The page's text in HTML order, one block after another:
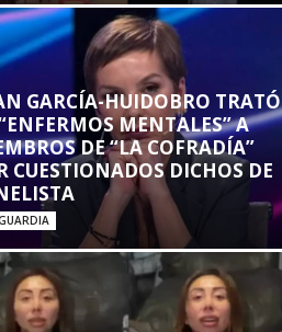
GARCÍA-HUIDOBRO TRATÓ
MENTALES” A
DE “LA COFRADÍA”
CUESTIONADOS DICHOS DE